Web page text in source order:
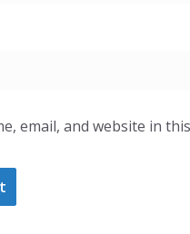
email, and website in